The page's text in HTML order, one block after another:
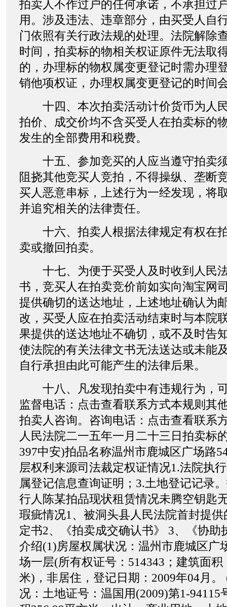
拍卖人不作过户的任何承诺，不承担过
用。涉及违法、违章部分，由买受人自
门依照有关行政法规的处理。法院解除
时间，拍卖标的物相关权证原件无法取
的，办理标的物权属变更登记时需办理
销他项权证，办理权属变更登记的时间
十四、本次拍卖活动计价货币为人
拍价、成交价均不含买受人在拍卖标的
发生的全部费用和税费。
十五、参加竞买的人应当遵守拍卖
阻挠其他竞买人竞拍，不得操纵、垄断
买人恶意串标，上述行为一经发现，将
并追究相关的法律责任。
十六、拍卖人根据法律规定有权在
卖或撤回拍卖。
十七、为便于买受人及时收到人民
书，竞买人在拍卖竞价前如实向淘宝网
提供确切的送达地址，上述地址确认为
改，买受人应在拍卖活动结束时与本院
果提供的送达地址不确切，或不及时告
使法院的有关法律文书无法送达或未能
自行承担由此可能产生的法律后果。
十八、凡发现拍卖中有违规行为，
监督电话：点击查看联系方式本规则其
拍卖人咨询。咨询电话：点击查看联系
人民法院二一五年一月二十三日拍卖标
397中安)拍品名称温州市鹿城区广场路
层权利来源司法裁定权证情况1.法院执
属登记信息查询证明；3.土地登记记录
行人陈某拍品现状租赁情况未腾空钥匙
瑕疵情况1、被洞头县人民法院首封提
定书2、《拍卖成交确认书》 3、《协助
介绍(1)房屋权属状况：温州市鹿城区广
场一层(所有权证号：514343；建筑面积
米)，非居住，登记日期：2009年04月
况：土地证号：温国用(2009)第1-94115